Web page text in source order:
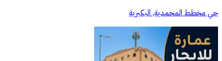
حي مخطط المحمدية, البكيرية